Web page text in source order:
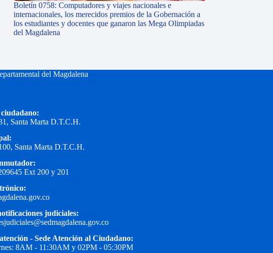
Boletín 0758: Computadores y viajes nacionales e
internacionales, los merecidos premios de la Gobernación a
los estudiantes y docentes que ganaron las Mega Olimpiadas
del Magdalena
del Magdalena
Santa Marta D.T.C.H.
Santa Marta D.T.C.H.
Ext 200 y 201
judiciales:
- Sede Atención al Ciudadano:
8AM - 11:30AM y 02PM - 05:30PM